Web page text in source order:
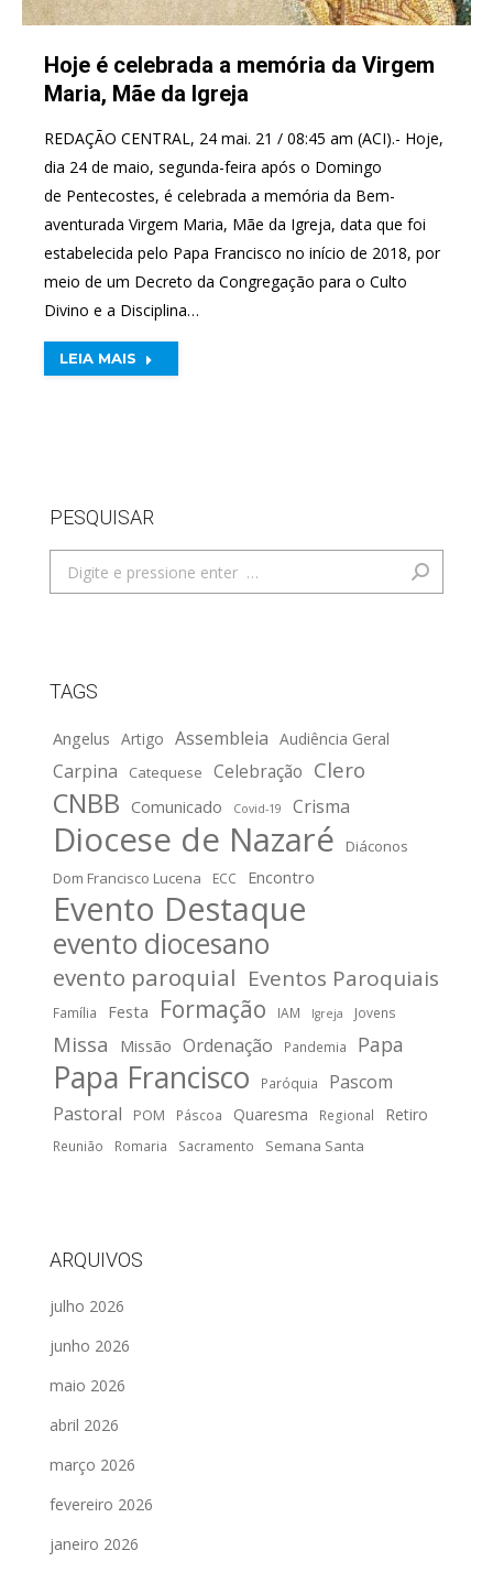
Hoje é celebrada a memória da Virgem
Maria, Mãe da Igreja
REDAÇÃO CENTRAL, 24 mai. 21 / 08:45 am (ACI).- Hoje,
dia 24 de maio, segunda-feira após o Domingo
de Pentecostes, é celebrada a memória da Bem-
aventurada Virgem Maria, Mãe da Igreja, data que foi
estabelecida pelo Papa Francisco no início de 2018, por
meio de um Decreto da Congregação para o Culto
Divino e a Disciplina…
LEIA MAIS
PESQUISAR
Search:
TAGS
Angelus Artigo Assembleia Audiência Geral
Carpina Catequese Celebração Clero
CNBB Comunicado Covid-19 Crisma
Diocese de Nazaré
Diáconos
Dom Francisco Lucena
ECC Encontro
Evento Destaque
evento diocesano
evento paroquial Eventos Paroquiais
Família Festa Formação IAM Igreja Jovens
Missa Missão Ordenação Pandemia Papa
Papa Francisco Paróquia
Pascom
Pastoral
POM Páscoa Quaresma Regional Retiro
Reunião Romaria Sacramento Semana Santa
ARQUIVOS
julho 2026
junho 2026
maio 2026
abril 2026
março 2026
fevereiro 2026
janeiro 2026